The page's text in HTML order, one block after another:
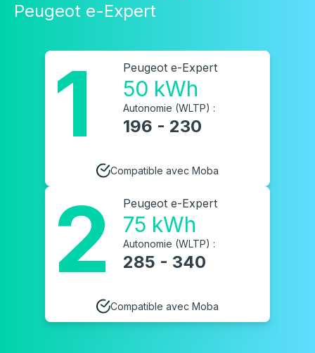
Peugeot e-Expert
1 Peugeot e-Expert
50 kWh
Autonomie (WLTP) :
196 - 230
Compatible avec Moba
2 Peugeot e-Expert
75 kWh
Autonomie (WLTP) :
285 - 340
Compatible avec Moba